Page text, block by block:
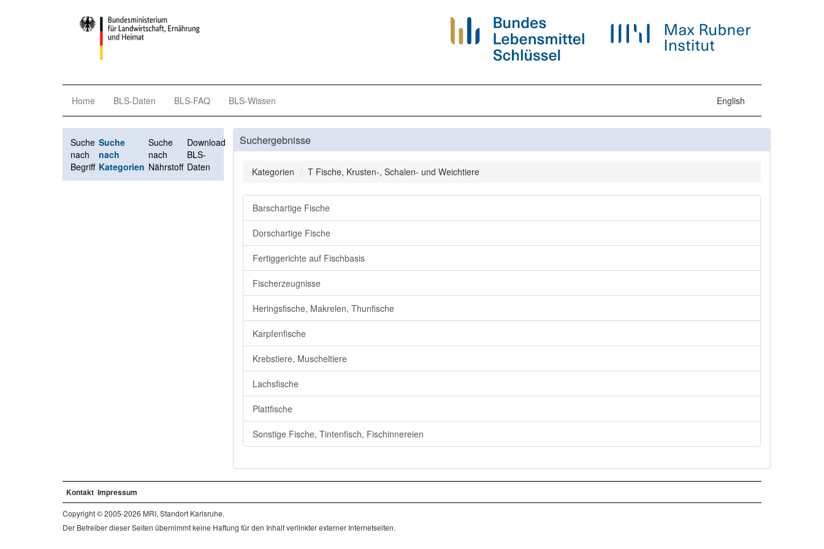
Home BLS-Daten BLS-FAQ BLS-Wissen English
Suche
nach
Begriff
Suche
nach
Kategorien
Suche
nach
Nährstoff
Download
BLS-
Daten
Suchergebnisse
Kategorien T Fische, Krusten-, Schalen- und Weichtiere
Barschartige Fische
Dorschartige Fische
Fertiggerichte auf Fischbasis
Fischerzeugnisse
Heringsfische, Makrelen, Thunfische
Karpfenfische
Krebstiere, Muscheltiere
Lachsfische
Plattfische
Sonstige Fische, Tintenfisch, Fischinnereien
Kontakt Impressum
Copyright © 2005-2026 MRI, Standort Karlsruhe.
Der Betreiber dieser Seiten übernimmt keine Haftung für den Inhalt verlinkter externer Internetseiten.